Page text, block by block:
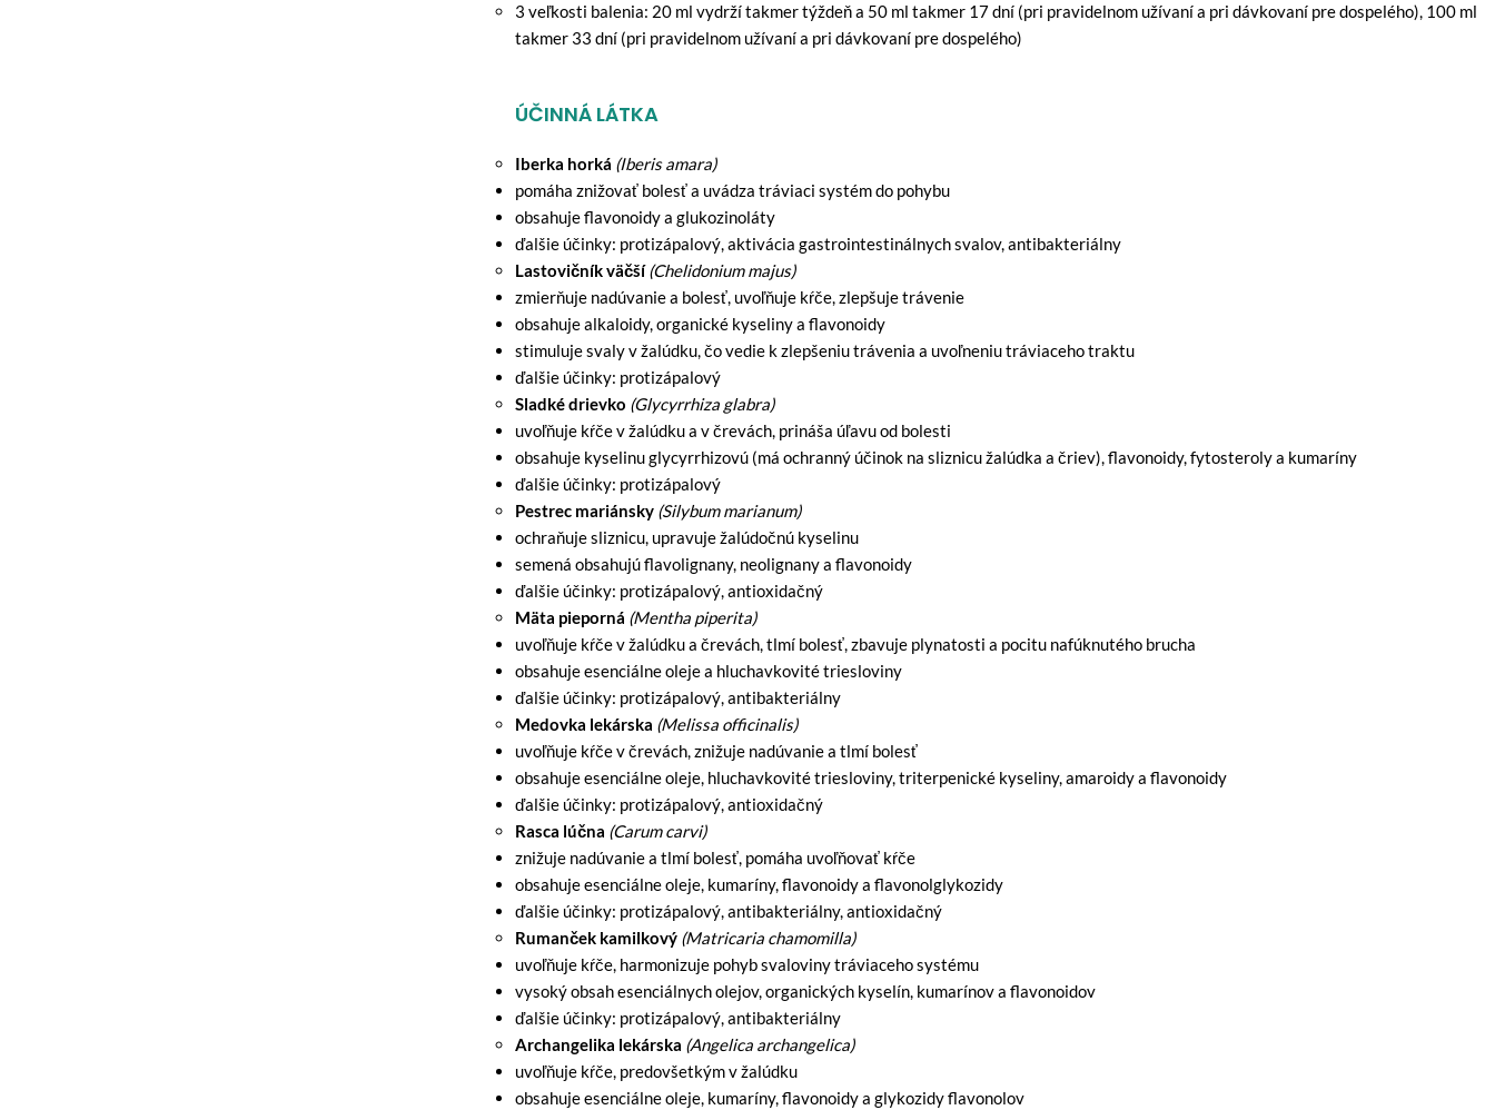
3 veľkosti balenia: 20 ml vydrží takmer týždeň a 50 ml takmer 17 dní (pri pravidelnom užívaní a pri dávkovaní pre dospelého), 100 ml
takmer 33 dní (pri pravidelnom užívaní a pri dávkovaní pre dospelého)
ÚČINNÁ LÁTKA
Iberka horká (Iberis amara)
pomáha znižovať bolesť a uvádza tráviaci systém do pohybu
obsahuje flavonoidy a glukozinoláty
ďalšie účinky: protizápalový, aktivácia gastrointestinálnych svalov, antibakteriálny
Lastovičník väčší(Chelidonium majus)
zmierňuje nadúvanie a bolesť, uvoľňuje kŕče, zlepšuje trávenie
obsahuje alkaloidy, organické kyseliny a flavonoidy
stimuluje svaly v žalúdku, čo vedie k zlepšeniu trávenia a uvoľneniu tráviaceho traktu
ďalšie účinky: protizápalový
Sladké drievko (Glycyrrhiza glabra)
uvoľňuje kŕče v žalúdku a v črevách, prináša úľavu od bolesti
obsahuje kyselinu glycyrrhizovú (má ochranný účinok na sliznicu žalúdka a čriev), flavonoidy, fytosteroly a kumaríny
ďalšie účinky: protizápalový
Pestrec mariánsky (Silybum marianum)
ochraňuje sliznicu, upravuje žalúdočnú kyselinu
semená obsahujú flavolignany, neolignany a flavonoidy
ďalšie účinky: protizápalový, antioxidačný
Mäta pieporná (Mentha piperita)
uvoľňuje kŕče v žalúdku a črevách, tlmí bolesť, zbavuje plynatosti a pocitu nafúknutého brucha
obsahuje esenciálne oleje a hluchavkovité triesloviny
ďalšie účinky: protizápalový, antibakteriálny
Medovka lekárska (Melissa officinalis)
uvoľňuje kŕče v črevách, znižuje nadúvanie a tlmí bolesť
obsahuje esenciálne oleje, hluchavkovité triesloviny, triterpenické kyseliny, amaroidy a flavonoidy
ďalšie účinky: protizápalový, antioxidačný
Rasca lúčna (Carum carvi)
znižuje nadúvanie a tlmí bolesť, pomáha uvoľňovať kŕče
obsahuje esenciálne oleje, kumaríny, flavonoidy a flavonolglykozidy
ďalšie účinky: protizápalový, antibakteriálny, antioxidačný
Rumanček kamilkový (Matricaria chamomilla)
uvoľňuje kŕče, harmonizuje pohyb svaloviny tráviaceho systému
vysoký obsah esenciálnych olejov, organických kyselín, kumarínov a flavonoidov
ďalšie účinky: protizápalový, antibakteriálny
Archangelika lekárska (Angelica archangelica)
uvoľňuje kŕče, predovšetkým v žalúdku
obsahuje esenciálne oleje, kumaríny, flavonoidy a glykozidy flavonolov